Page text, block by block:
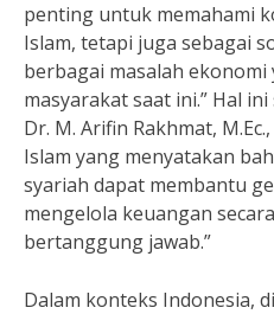
penting untuk memahami
Islam, tetapi juga sebagai
berbagai masalah ekonomi
masyarakat saat ini.” Hal
Dr. M. Arifin Rakhmat,
Islam yang menyatakan
syariah dapat membantu
mengelola keuangan
bertanggung jawab.”
Dalam konteks Indonesia,